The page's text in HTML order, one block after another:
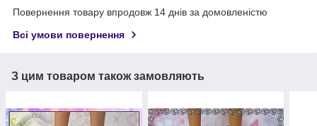
Повернення товару впродовж 14 днів за домовленістю
Всі умови повернення
З цим товаром також замовляють